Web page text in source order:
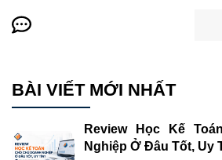
BÀI VIẾT MỚI NHẤT
Review Học Kế
Nghiệp Ở Đâu Tốt, Uy